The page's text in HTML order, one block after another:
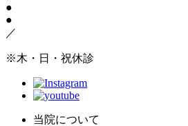
●
●
／
※木・日・祝休診
当院について